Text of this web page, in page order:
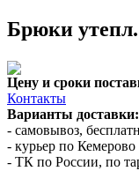
Брюки
Цену и сроки
Контакты
Варианты доставки:
- самовывоз,
- курьер по
- ТК по России, по